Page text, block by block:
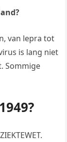
van lepra tot
is lang niet
Sommige